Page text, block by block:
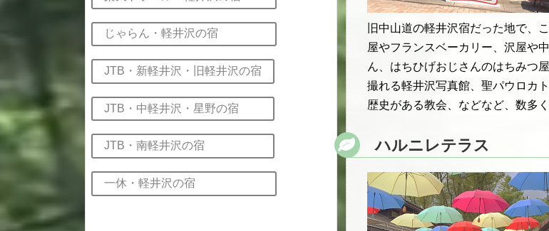
旧中山道の軽井沢宿だった地で、
屋やフランスベーカリー、沢屋や
ん、はちひげおじさんのはちみつ
撮れる軽井沢写真館、聖パウロカ
歴史がある教会、などなど、数多
ハルニレテラス
じゃらん・軽井沢の宿
JTB・新軽井沢・旧軽井沢の宿
JTB・中軽井沢・星野の宿
JTB・南軽井沢の宿
一休・軽井沢の宿